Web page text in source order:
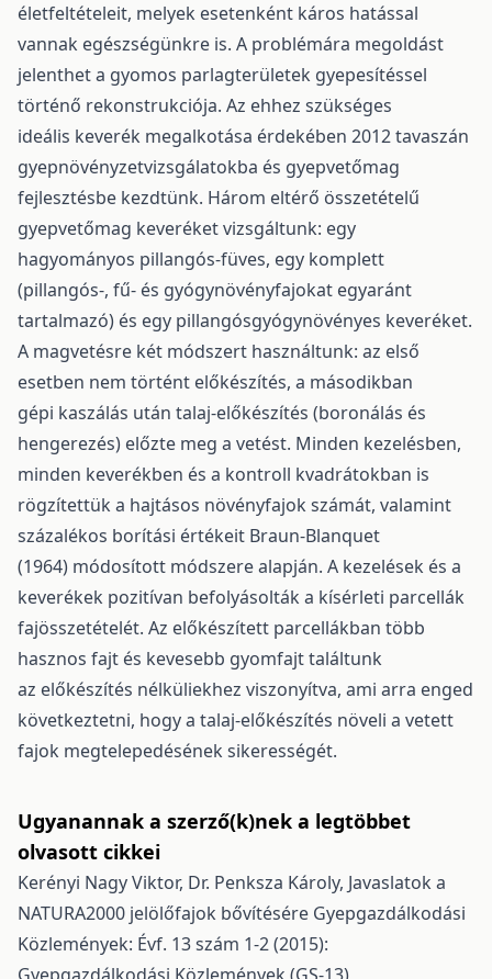
életfeltételeit, melyek esetenként káros hatással
vannak egészségünkre is. A problémára megoldást
jelenthet a gyomos parlagterületek gyepesítéssel
történő rekonstrukciója. Az ehhez szükséges
ideális keverék megalkotása érdekében 2012 tavaszán
gyepnövényzetvizsgálatokba és gyepvetőmag
fejlesztésbe kezdtünk. Három eltérő összetételű
gyepvetőmag keveréket vizsgáltunk: egy
hagyományos pillangós-füves, egy komplett
(pillangós-, fű- és gyógynövényfajokat egyaránt
tartalmazó) és egy pillangósgyógynövényes keveréket.
A magvetésre két módszert használtunk: az első
esetben nem történt előkészítés, a másodikban
gépi kaszálás után talaj-előkészítés (boronálás és
hengerezés) előzte meg a vetést. Minden kezelésben,
minden keverékben és a kontroll kvadrátokban is
rögzítettük a hajtásos növényfajok számát, valamint
százalékos borítási értékeit Braun-Blanquet
(1964) módosított módszere alapján. A kezelések és a
keverékek pozitívan befolyásolták a kísérleti parcellák
fajösszetételét. Az előkészített parcellákban több
hasznos fajt és kevesebb gyomfajt találtunk
az előkészítés nélküliekhez viszonyítva, ami arra enged
következtetni, hogy a talaj-előkészítés növeli a vetett
fajok megtelepedésének sikerességét.
Ugyanannak a szerző(k)nek a legtöbbet
olvasott cikkei
Kerényi Nagy Viktor, Dr. Penksza Károly, Javaslatok a
NATURA2000 jelölőfajok bővítésére Gyepgazdálkodási
Közlemények: Évf. 13 szám 1-2 (2015):